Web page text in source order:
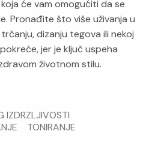
će vam omogućiti da se
Pronađite što više uživanja u
dizanju tegova ili nekoj
jer je ključ uspeha
životnom stilu.
IZDRZLJIVOSTI
TONIRANJE